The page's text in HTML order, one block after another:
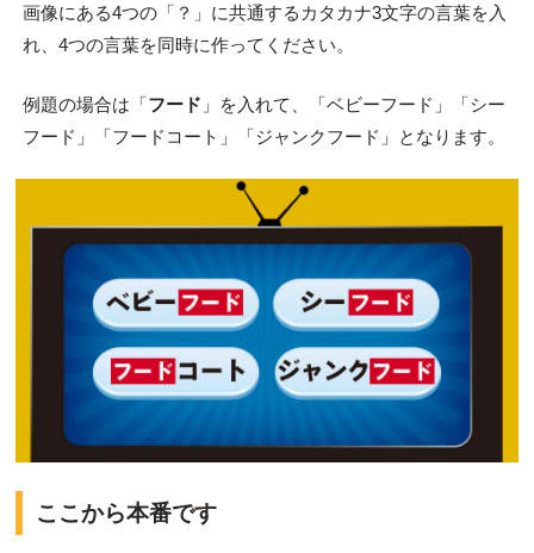
画像にある4つの「？」に共通するカタカナ3文字の言葉を入
れ、4つの言葉を同時に作ってください。
例題の場合は「フード 」を入れて、「ベビーフード」「シー
フード」「フードコート」「ジャンクフード」となります。
ここから本番です